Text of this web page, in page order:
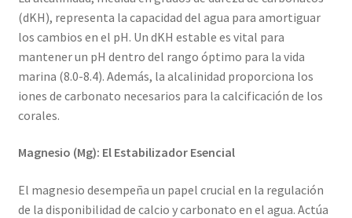
(dKH), representa la capacidad del agua para amortiguar
los cambios en el pH. Un dKH estable es vital para
mantener un pH dentro del rango óptimo para la vida
marina (8.0-8.4). Además, la alcalinidad proporciona los
iones de carbonato necesarios para la calcificación de los
corales.
Magnesio (Mg): El Estabilizador Esencial
El magnesio desempeña un papel crucial en la regulación
de la disponibilidad de calcio y carbonato en el agua. Actúa